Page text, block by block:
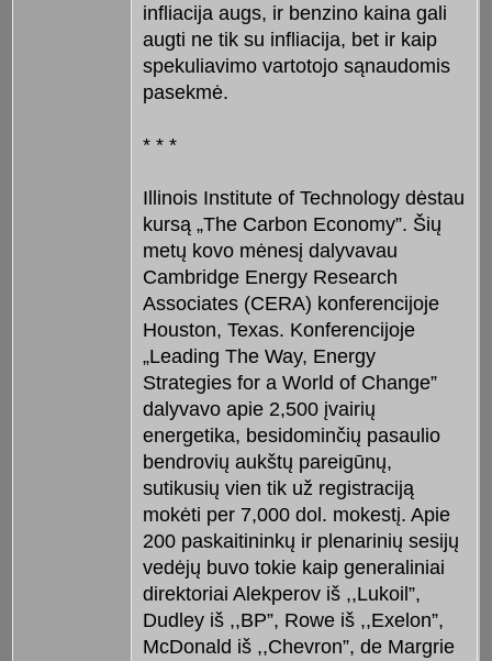
infliacija augs, ir benzino kaina gali
augti ne tik su infliacija, bet ir kaip
spekuliavimo vartotojo sąnaudomis
pasekmė.
* * *
Illinois Institute of Technology dėstau
kursą „The Carbon Economy”. Šių
metų kovo mėnesį dalyvavau
Cambridge Energy Research
Associates (CERA) konferencijoje
Houston, Texas. Konferencijoje
„Leading The Way, Energy
Strategies for a World of Change”
dalyvavo apie 2,500 įvairių
energetika, besidominčių pasaulio
bendrovių aukštų pareigūnų,
sutikusių vien tik už registraciją
mokėti per 7,000 dol. mokestį. Apie
200 paskaitininkų ir plenarinių sesijų
vedėjų buvo tokie kaip generaliniai
direktoriai Alekperov iš ,,Lukoil”,
Dudley iš ,,BP”, Rowe iš ,,Exelon”,
McDonald iš ,,Chevron”, de Margrie